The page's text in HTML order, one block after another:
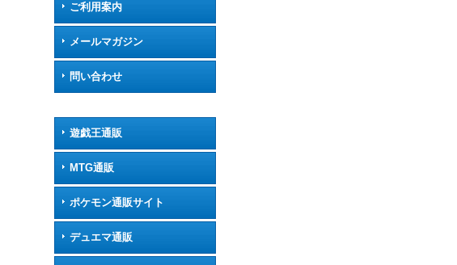
ご利用案内
メールマガジン
問い合わせ
遊戯王通販
MTG通販
ポケモン通販サイト
デュエマ通販